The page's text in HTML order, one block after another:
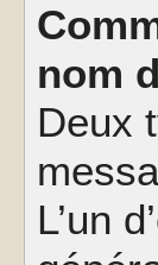
nom
Deux
L’un